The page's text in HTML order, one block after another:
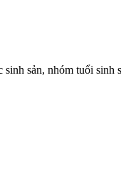
sản, nhóm tuổi